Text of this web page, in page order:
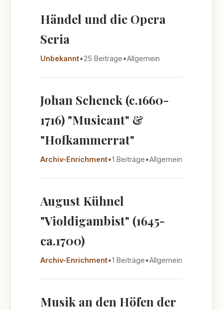
Händel und die Opera
Seria
Unbekannt•25 Beiträge•Allgemein
Johan Schenck (c.1660-
1716) "Musicant" &
"Hofkammerrat"
Archiv-Enrichment•1 Beiträge•Allgemein
August Kühnel
"Violdigambist" (1645-
ca.1700)
Archiv-Enrichment•1 Beiträge•Allgemein
Musik an den Höfen der